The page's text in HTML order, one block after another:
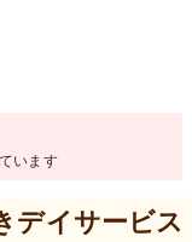
います
デイサービス